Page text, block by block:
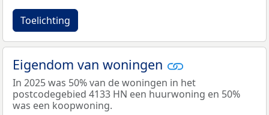
Toelichting
Eigendom van woningen
In 2025 was 50% van de woningen in het
postcodegebied 4133 HN een huurwoning en 50%
was een koopwoning.